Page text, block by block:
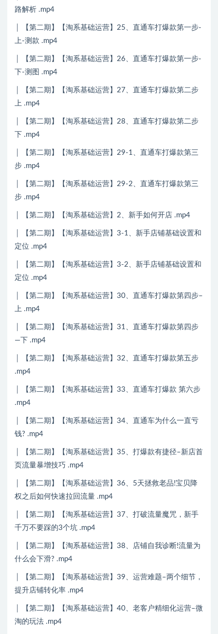
路解析 .mp4
│ 【第二期】【淘系基础运营】25、直通车打爆款第一步-
上-测款 .mp4
│ 【第二期】【淘系基础运营】26、直通车打爆款第一步-
下-测图 .mp4
│ 【第二期】【淘系基础运营】27、直通车打爆款第二步
上 .mp4
│ 【第二期】【淘系基础运营】28、直通车打爆款第二步
下 .mp4
│ 【第二期】【淘系基础运营】29-1、直通车打爆款第三
步 .mp4
│ 【第二期】【淘系基础运营】29-2、直通车打爆款第三
步 .mp4
│ 【第二期】【淘系基础运营】2、新手如何开店 .mp4
│ 【第二期】【淘系基础运营】3-1、新手店铺基础设置和
定位 .mp4
│ 【第二期】【淘系基础运营】3-2、新手店铺基础设置和
定位 .mp4
│ 【第二期】【淘系基础运营】30、直通车打爆款第四步–
上 .mp4
│ 【第二期】【淘系基础运营】31、直通车打爆款第四步
—下 .mp4
│ 【第二期】【淘系基础运营】32、直通车打爆款第五步
.mp4
│ 【第二期】【淘系基础运营】33、直通车打爆款 第六步
.mp4
│ 【第二期】【淘系基础运营】34、直通车为什么一直亏
钱? .mp4
│ 【第二期】【淘系基础运营】35、打爆款有捷径–新店首
页流量暴增技巧 .mp4
│ 【第二期】【淘系基础运营】36、5天拯救老品!宝贝降
权之后如何快速拉回流量 .mp4
│ 【第二期】【淘系基础运营】37、打破流量魔咒，新手
千万不要踩的3个坑 .mp4
│ 【第二期】【淘系基础运营】38、店铺自我诊断!流量为
什么会下滑? .mp4
│ 【第二期】【淘系基础运营】39、运营难题–两个细节，
提升店铺转化率 .mp4
│ 【第二期】【淘系基础运营】40、老客户精细化运营–微
淘的玩法 .mp4